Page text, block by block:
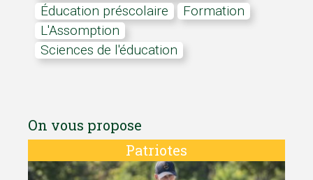
éducation préscolaire
formation
L'Assomption
Sciences de l'éducation
On vous propose
Patriotes